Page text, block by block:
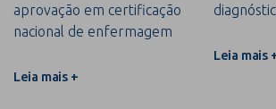
aprovação em certificação
nacional de enfermagem
Leia mais +
Leia mais